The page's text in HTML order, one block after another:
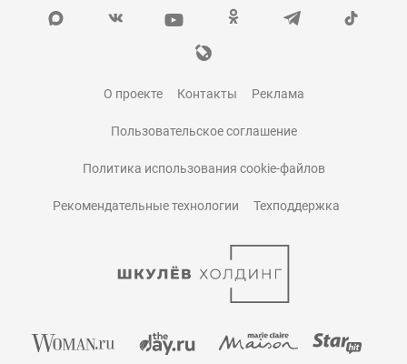
О проекте Контакты Реклама
Пользовательское соглашение
Политика использования cookie-файлов
Рекомендательные технологии Техподдержка